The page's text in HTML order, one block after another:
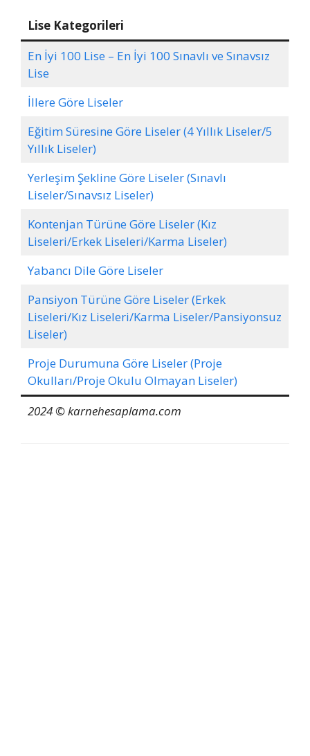
Lise Kategorileri
En İyi 100 Lise – En İyi 100 Sınavlı ve Sınavsız
Lise
İllere Göre Liseler
Eğitim Süresine Göre Liseler (4 Yıllık Liseler/5
Yıllık Liseler)
Yerleşim Şekline Göre Liseler (Sınavlı
Liseler/Sınavsız Liseler)
Kontenjan Türüne Göre Liseler (Kız
Liseleri/Erkek Liseleri/Karma Liseler)
Yabancı Dile Göre Liseler
Pansiyon Türüne Göre Liseler (Erkek
Liseleri/Kız Liseleri/Karma Liseler/Pansiyonsuz
Liseler)
Proje Durumuna Göre Liseler (Proje
Okulları/Proje Okulu Olmayan Liseler)
2024 © karnehesaplama.com